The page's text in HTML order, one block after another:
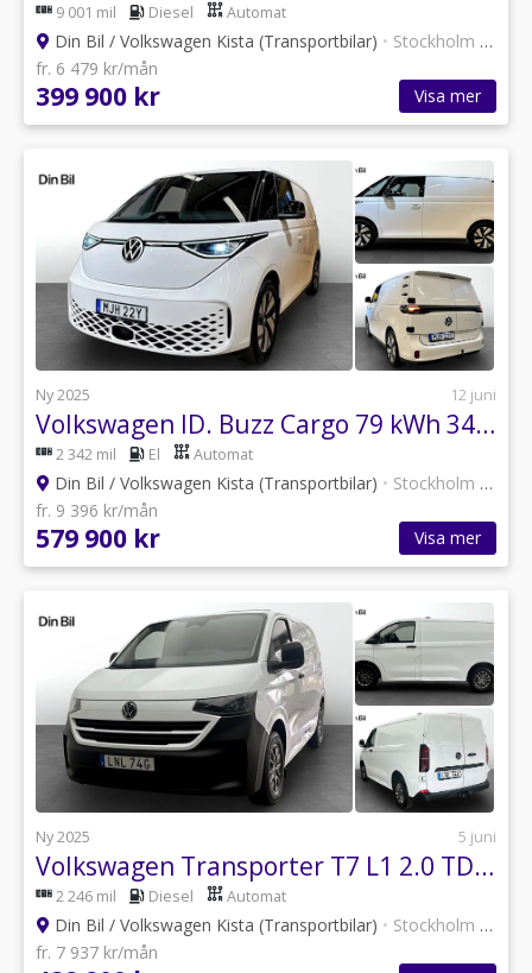
9 001 mil Diesel Automat
Din Bil / Volkswagen Kista (Transportbilar) • Stockholm •12
fr. 6 479 kr/mån
399 900 kr Visa mer
Ny 2025 12 juni
Volkswagen ID. Buzz Cargo 79 kWh 340 hk 4-Motion/Drag och design paket/Eldö
2 342 mil El Automat
Din Bil / Volkswagen Kista (Transportbilar) • Stockholm •12
fr. 9 396 kr/mån
579 900 kr Visa mer
Ny 2025 5 juni
Volkswagen Transporter T7 L1 2.0 TDI 150 HK AUT/Drag/Värmare
2 246 mil Diesel Automat
Din Bil / Volkswagen Kista (Transportbilar) • Stockholm •12
fr. 7 937 kr/mån